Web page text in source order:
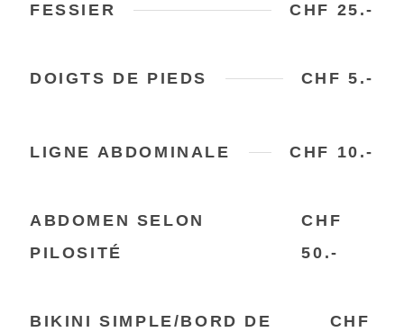
FESSIER CHF 25.-
DOIGTS DE PIEDS CHF 5.-
LIGNE ABDOMINALE CHF 10.-
ABDOMEN SELON
PILOSITÉ
CHF
50.-
BIKINI SIMPLE/BORD DE
CHF